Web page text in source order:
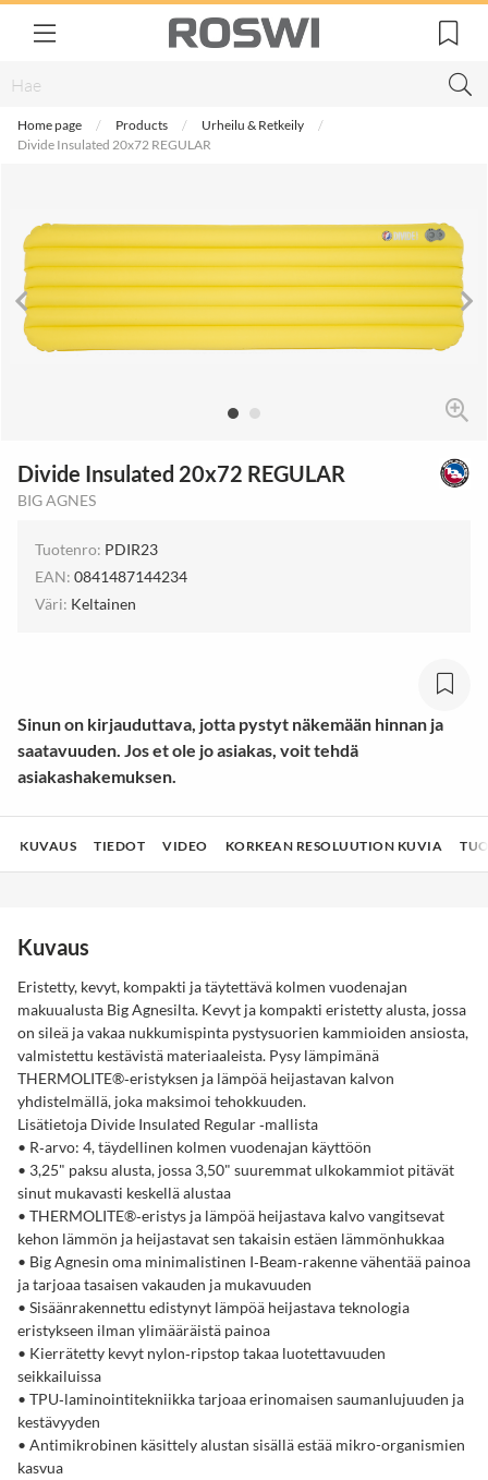
Home page Products
Urheilu & Retkeily
Divide Insulated 20x72 REGULAR
Divide Insulated 20x72 REGULAR
BIG AGNES
Tuotenro: PDIR23
EAN: 0841487144234
Väri: Keltainen
Sinun on kirjauduttava, jotta pystyt näkemään hinnan ja
saatavuuden. Jos et ole jo asiakas, voit tehdä
asiakashakemuksen.
KUVAUS TIEDOT VIDEO KORKEAN RESOLUUTION KUVIA
Kuvaus
Eristetty, kevyt, kompakti ja täytettävä kolmen vuodenajan
makuualusta Big Agnesilta. Kevyt ja kompakti eristetty alusta, jossa
on sileä ja vakaa nukkumispinta pystysuorien kammioiden ansiosta,
valmistettu kestävistä materiaaleista. Pysy lämpimänä
THERMOLITE®‑eristyksen ja lämpöä heijastavan kalvon
yhdistelmällä, joka maksimoi tehokkuuden.
Lisätietoja Divide Insulated Regular ‑mallista
• R‑arvo: 4, täydellinen kolmen vuodenajan käyttöön
• 3,25" paksu alusta, jossa 3,50" suuremmat ulkokammiot pitävät
sinut mukavasti keskellä alustaa
• THERMOLITE®‑eristys ja lämpöä heijastava kalvo vangitsevat
kehon lämmön ja heijastavat sen takaisin estäen lämmönhukkaa
• Big Agnesin oma minimalistinen I‑Beam‑rakenne vähentää painoa
ja tarjoaa tasaisen vakauden ja mukavuuden
• Sisäänrakennettu edistynyt lämpöä heijastava teknologia
eristykseen ilman ylimääräistä painoa
• Kierrätetty kevyt nylon‑ripstop takaa luotettavuuden
seikkailuissa
• TPU‑laminointitekniikka tarjoaa erinomaisen saumanlujuuden ja
kestävyyden
• Antimikrobinen käsittely alustan sisällä estää mikro-organismien
kasvua